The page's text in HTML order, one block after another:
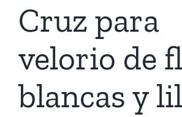
Cruz para
velorio de
blancas y